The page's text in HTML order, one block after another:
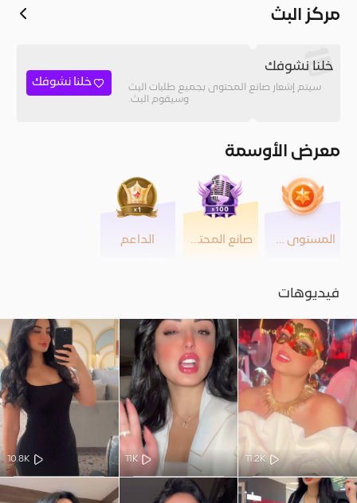
مركز البث
خلنا نشوفك
سيتم إشعار صانع المحتوى بجميع طلبات البث
وسيقوم البث.
خلنا نشوفك
معرض الأوسمة
المستوى 25 صانع المحتوى الداعم
فيديوهات
11.2K
11K
10.8K